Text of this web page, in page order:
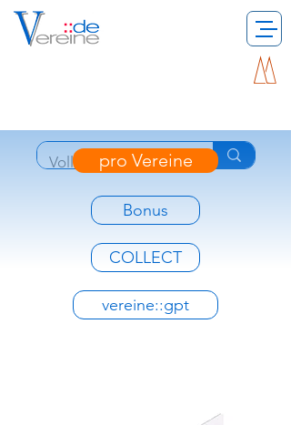
pro Vereine
Bonus
COLLECT
vereine::gpt